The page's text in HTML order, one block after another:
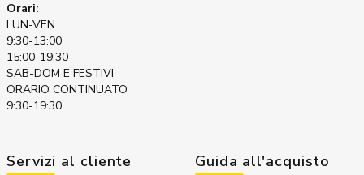
Orari:
LUN-VEN
9:30-13:00
15:00-19:30
SAB-DOM E FESTIVI
ORARIO CONTINUATO
9:30-19:30
Servizi al cliente Guida all'acquisto